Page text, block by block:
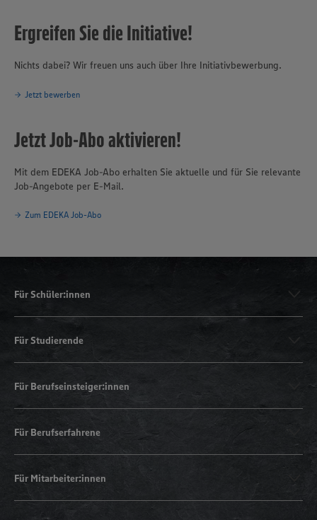
Ergreifen Sie die Initiative!
Nichts dabei? Wir freuen uns auch über Ihre Initiativbewerbung.
Jetzt bewerben
Jetzt Job-Abo aktivieren!
Mit dem EDEKA Job-Abo erhalten Sie aktuelle und für Sie relevante
Job-Angebote per E-Mail.
Zum EDEKA Job-Abo
Für Schüler:innen
Für Studierende
Für Berufseinsteiger:innen
Für Berufserfahrene
Für Mitarbeiter:innen